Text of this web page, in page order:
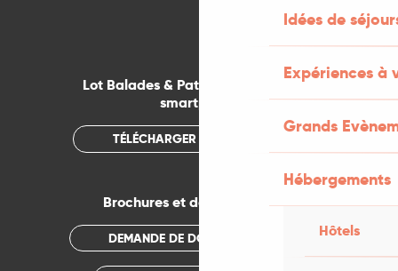
Idées de
Expériences à
Grands
Hébergements
Hôtels
Lot Balades & Patrimoines sur votre
smartphone
TÉLÉCHARGER L'APPLICATION
Brochures et documentations
DEMANDE DE DOCUMENTATION